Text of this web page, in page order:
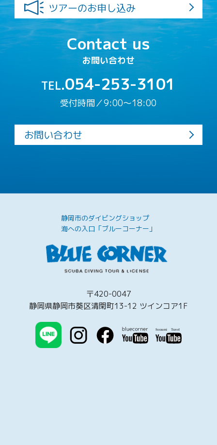
ツアーのお申し込み
Contact us
お問い合わせ
TEL.054-253-3101
受付時間／9:00〜18:00
お問い合わせ
静岡市のダイビングショップ
海への入口「ブルーコーナー」
〒420-0047
静岡県静岡市葵区清閑町13-12 ツインコア1F